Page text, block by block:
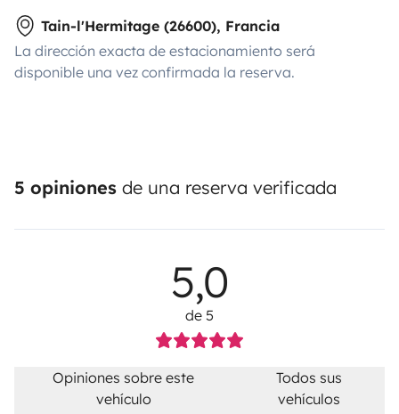
Tain-l'Hermitage (26600), Francia
La dirección exacta de estacionamiento será
disponible una vez confirmada la reserva.
5 opiniones de una reserva verificada
5,0
de 5
Opiniones sobre este
vehículo
Todos sus
vehículos